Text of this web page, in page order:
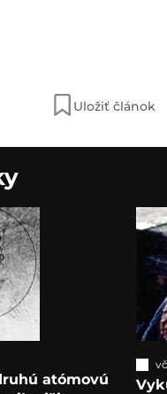
Uložiť článok
atómovú